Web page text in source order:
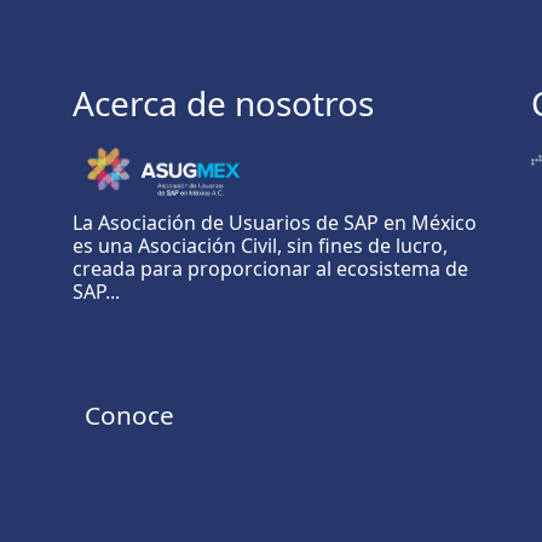
Acerca de nosotros
La Asociación de Usuarios de SAP en México
es una Asociación Civil, sin fines de lucro,
creada para proporcionar al ecosistema de
SAP...
Conoce